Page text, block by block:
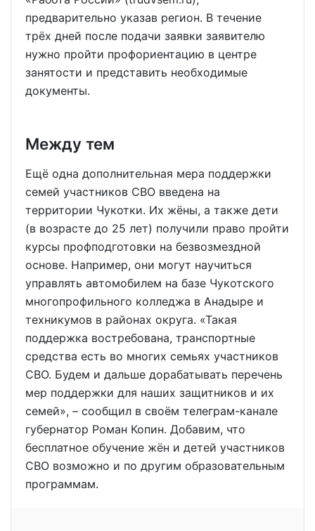
предварительно указав регион. В течение
трёх дней после подачи заявки заявителю
нужно пройти профориентацию в центре
занятости и представить необходимые
документы.
Между тем
Ещё одна дополнительная мера поддержки
семей участников СВО введена на
территории Чукотки. Их жёны, а также дети
(в возрасте до 25 лет) получили право пройти
курсы профподготовки на безвозмездной
основе. Например, они могут научиться
управлять автомобилем на базе Чукотского
многопрофильного колледжа в Анадыре и
техникумов в районах округа. «Такая
поддержка востребована, транспортные
средства есть во многих семьях участников
СВО. Будем и дальше дорабатывать перечень
мер поддержки для наших защитников и их
семей», – сообщил в своём телеграм-канале
губернатор Роман Копин. Добавим, что
бесплатное обучение жён и детей участников
СВО возможно и по другим образовательным
программам.